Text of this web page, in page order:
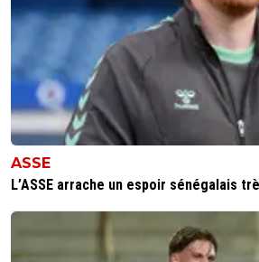
ASSE
L’ASSE arrache un espoir sénégalais